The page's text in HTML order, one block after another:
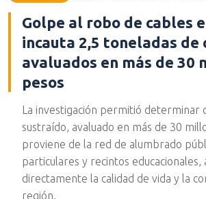
Golpe al robo de cables
incauta 2,5 toneladas de
avaluados en más de 30
pesos
La investigación permitió determinar
sustraído, avaluado en más de 30
proviene de la red de alumbrado
particulares y recintos educacionales,
directamente la calidad de vida y la
región.